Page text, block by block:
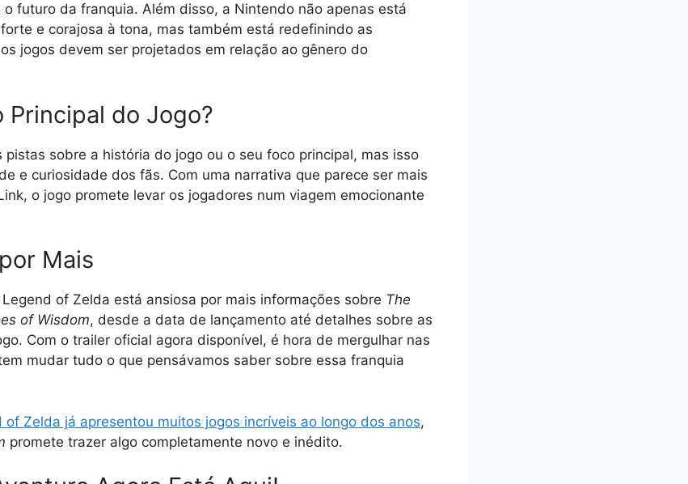
futuro da franquia. Além disso, a Nintendo não apenas está
e corajosa à tona, mas também está redefinindo as
jogos devem ser projetados em relação ao gênero do
Principal do Jogo?
pistas sobre a história do jogo ou o seu foco principal, mas isso
e curiosidade dos fãs. Com uma narrativa que parece ser mais
o jogo promete levar os jogadores num viagem emocionante
Mais
of Zelda está ansiosa por mais informações sobre The
of Wisdom, desde a data de lançamento até detalhes sobre as
Com o trailer oficial agora disponível, é hora de mergulhar nas
mudar tudo o que pensávamos saber sobre essa franquia
of Zelda já apresentou muitos jogos incríveis ao longo dos anos,
promete trazer algo completamente novo e inédito.